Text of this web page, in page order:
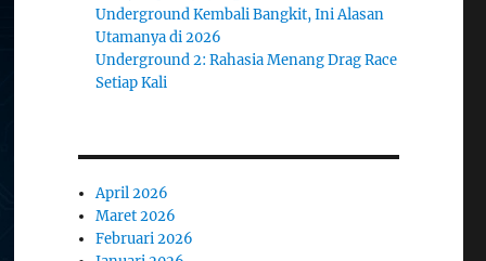
Underground Kembali Bangkit, Ini Alasan
Utamanya di 2026
Underground 2: Rahasia Menang Drag Race
Setiap Kali
April 2026
Maret 2026
Februari 2026